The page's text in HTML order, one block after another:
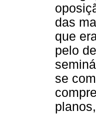
das
que
pelo
se